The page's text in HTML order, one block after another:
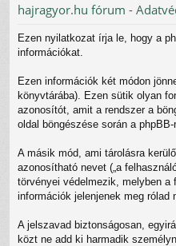
hajragyor.hu fórum -
Ezen nyilatkozat írja le, hogy a
információkat.
Ezen információk két módon
könyvtárába). Ezen sütik olyan
azonosítót, amit a rendszer a
oldal böngészése során a
A másik mód, ami tárolásra
azonosítható nevet („a
törvényei védelmezik, melyben a
információk jelenjenek meg rólad
A jelszavad biztonságosan,
közt ne add ki harmadik